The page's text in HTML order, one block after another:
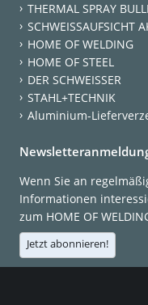
THERMAL SPRAY
SCHWEISSAUFSICHT
HOME OF WELDING
HOME OF STEEL
DER SCHWEISSER
STAHL+TECHNIK
Aluminium-
Wenn Sie an
Informationen
zum HOME OF
Jetzt abonnieren!